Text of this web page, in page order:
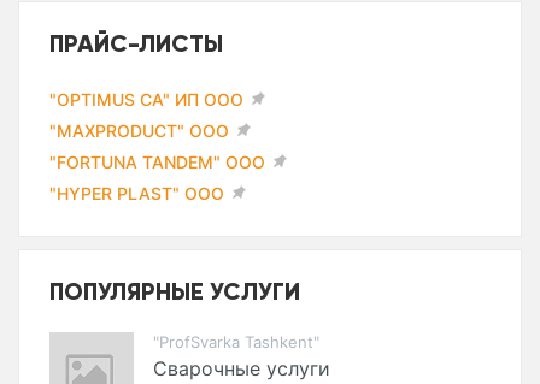
ПРАЙС-ЛИСТЫ
"OPTIMUS CA" ИП ООО
"MAXPRODUCT" ООО
"FORTUNA TANDEM" ООО
"HYPER PLAST" ООО
ПОПУЛЯРНЫЕ УСЛУГИ
"ProfSvarka Tashkent"
Сварочные услуги